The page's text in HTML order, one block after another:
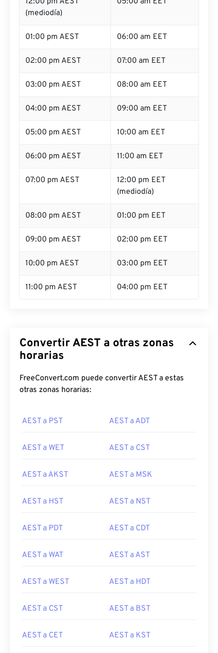
(mediodía)
01:00 pm AEST 06:00 am EET
02:00 pm AEST 07:00 am EET
03:00 pm AEST 08:00 am EET
04:00 pm AEST 09:00 am EET
05:00 pm AEST 10:00 am EET
06:00 pm AEST 11:00 am EET
07:00 pm AEST
12:00 pm EET
(mediodía)
08:00 pm AEST 01:00 pm EET
09:00 pm AEST 02:00 pm EET
10:00 pm AEST 03:00 pm EET
11:00 pm AEST 04:00 pm EET
Convertir AEST a otras zonas
horarias
FreeConvert.com puede convertir AEST a estas
otras zonas horarias:
AEST a PST AEST a ADT
AEST a WET AEST a CST
AEST a AKST AEST a MSK
AEST a HST AEST a NST
AEST a PDT AEST a CDT
AEST a WAT AEST a AST
AEST a WEST AEST a HDT
AEST a CST AEST a BST
AEST a CET AEST a KST